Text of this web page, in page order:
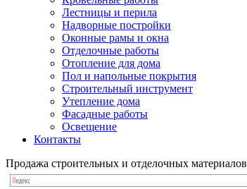
Лестницы и перила
Надворные постройки
Оконные рамы и окна
Отделочные работы
Отопление для дома
Пол и напольные покрытия
Строительный инструмент
Утепление дома
Фасадные работы
Освещение
Контакты
Продажа строительных и отделочных материалов